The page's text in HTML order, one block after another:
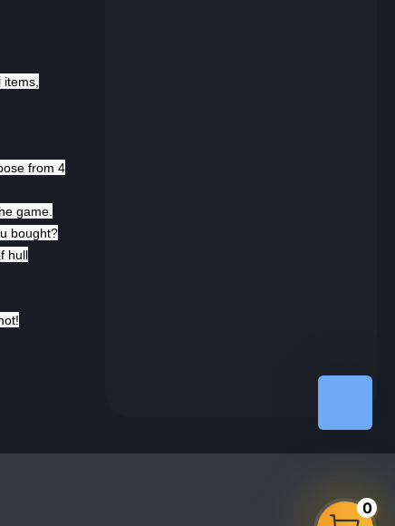
from 4
game.
bought?
hull
0